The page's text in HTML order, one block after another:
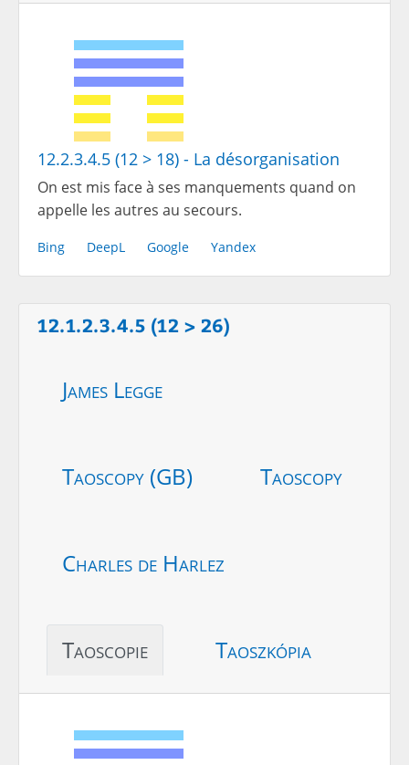
12.2.3.4.5 (12 > 18) - La désorganisation
On est mis face à ses manquements quand on
appelle les autres au secours.
Bing DeepL Google Yandex
12.1.2.3.4.5 (12 > 26)
James Legge
Taoscopy (GB) Taoscopy
Charles de Harlez
Taoscopie Taoszkópia